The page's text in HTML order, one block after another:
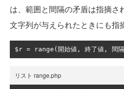
は、範囲と間隔の矛盾は指摘さ
文字列が与えられたときにも指
$r = range (開始値, 終了値, 間
リスト range.php